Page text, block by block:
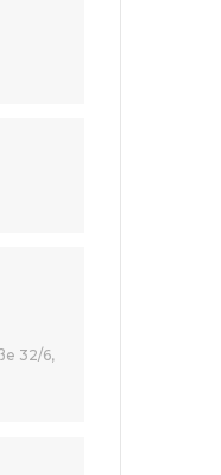
32/6,